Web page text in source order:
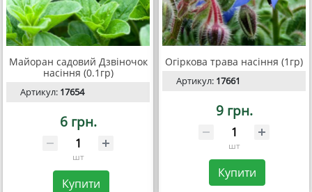
Майоран садовий Дзвіночок
насіння (0.1гр)
Артикул: 17654
6 грн.
шт
Купити
Огіркова трава насіння (1гр)
Артикул: 17661
9 грн.
шт
Купити